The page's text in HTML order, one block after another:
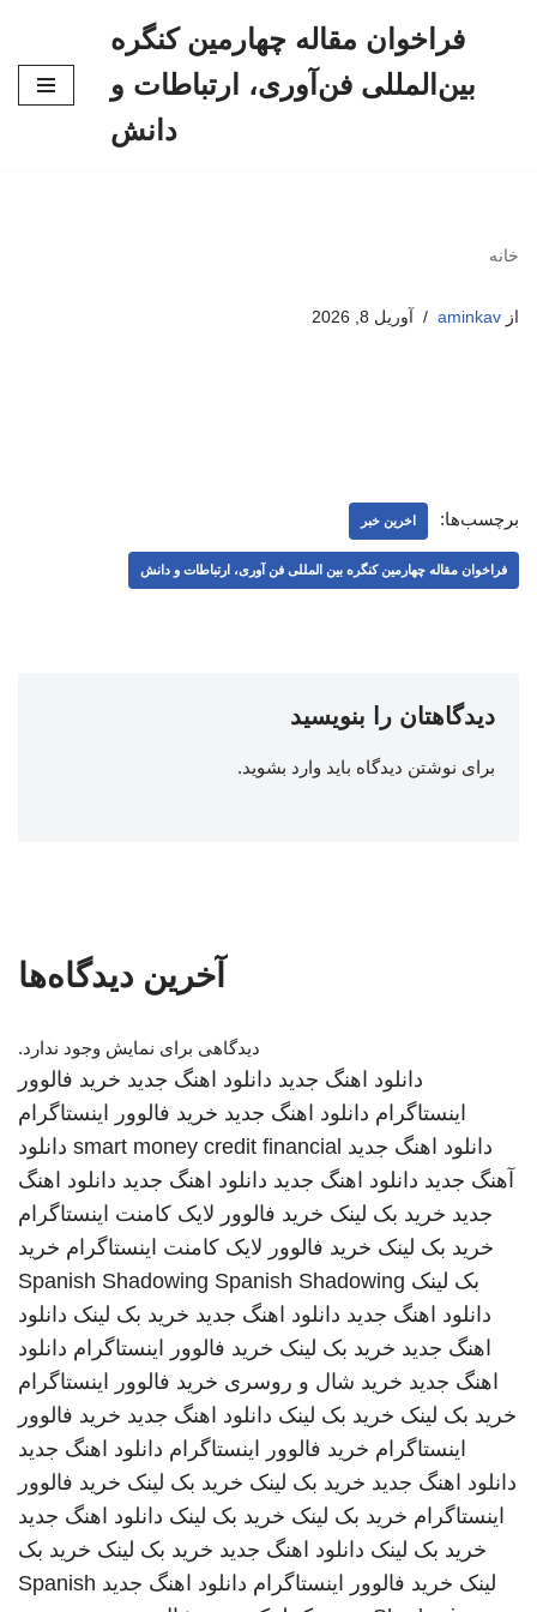
فراخوان مقاله چهارمین کنگره
بین‌المللی فن‌آوری، ارتباطات و
دانش
خانه
از aminkav آوریل 8, 2026
برچسب‌ها: اخرین خبر
فراخوان مقاله چهارمین کنگره بین المللی فن آوری، ارتباطات و دانش
دیدگاهتان را بنویسید
برای نوشتن دیدگاه باید وارد بشوید.
آخرین دیدگاه‌ها
دیدگاهی برای نمایش وجود ندارد.
دانلود اهنگ جدید دانلود اهنگ جدید خرید فالوور
اینستاگرام دانلود اهنگ جدید خرید فالوور اینستاگرام
دانلود اهنگ جدید smart money credit financial دانلود
آهنگ جدید دانلود اهنگ جدید دانلود اهنگ جدید دانلود اهنگ
جدید خرید بک لینک خرید فالوور لایک کامنت اینستاگرام
خرید بک لینک خرید فالوور لایک کامنت اینستاگرام خرید
بک لینک
Spanish Shadowing Spanish Shadowing
دانلود اهنگ جدید دانلود اهنگ جدید خرید بک لینک دانلود
اهنگ جدید خرید بک لینک خرید فالوور اینستاگرام دانلود
اهنگ جدید خرید شال و روسری خرید فالوور اینستاگرام
خرید بک لینک خرید بک لینک دانلود اهنگ جدید خرید فالوور
اینستاگرام خرید فالوور اینستاگرام دانلود اهنگ جدید
دانلود اهنگ جدید خرید بک لینک خرید بک لینک خرید فالوور
اینستاگرام خرید بک لینک خرید بک لینک دانلود اهنگ جدید
خرید بک لینک دانلود اهنگ جدید خرید بک لینک خرید بک
لینک خرید فالوور اینستاگرام دانلود اهنگ جدید Spanish